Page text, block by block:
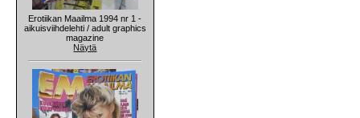
Erotiikan Maailma 1994 nr 1 -
aikuisviihdelehti / adult graphics
magazine
Näytä